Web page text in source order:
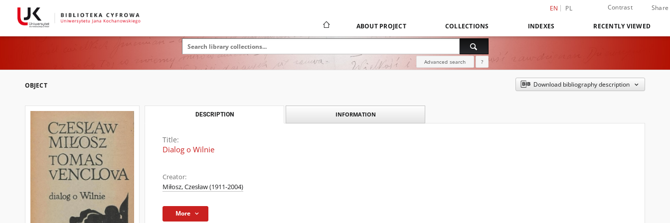
EN PL Contrast Share
ABOUT PROJECT COLLECTIONS INDEXES RECENTLY VIEWED
Advanced search ?
OBJECT Download bibliography description
DESCRIPTION INFORMATION
Title:
Dialog o Wilnie
Creator:
Miłosz, Czesław (1911-2004)
More